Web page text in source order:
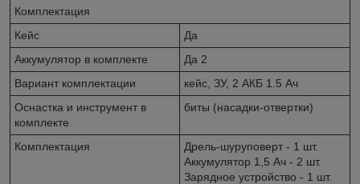
Комплектация
Кейс
Да
Аккумулятор в комплекте
Да 2
Вариант комплектации
кейс, ЗУ, 2 АКБ 1.5 Ач
Оснастка и инструмент в
комплекте
биты (насадки-отвертки)
Комплектация
Дрель-шуруповерт - 1 шт.
Аккумулятор 1,5 Ач - 2 шт.
Зарядное устройство - 1 шт.